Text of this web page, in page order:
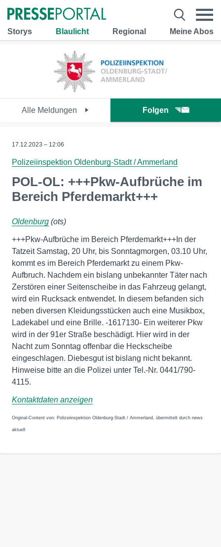
Storys Blaulicht Regional Meine Abos
Alle Meldungen Folgen
17.12.2023 – 12:06
Polizeiinspektion Oldenburg-Stadt / Ammerland
POL-OL: +++Pkw-Aufbrüche im
Bereich Pferdemarkt+++
Oldenburg (ots)
+++Pkw-Aufbrüche im Bereich Pferdemarkt+++In der
Tatzeit Samstag, 20 Uhr, bis Sonntagmorgen, 03.10 Uhr,
kommt es im Bereich Pferdemarkt zu einem Pkw-
Aufbruch. Nachdem ein bislang unbekannter Täter nach
Zerstören einer Seitenscheibe in das Fahrzeug gelangt,
wird ein Rucksack entwendet. In diesem befanden sich
neben diversen Kleidungsstücken auch eine Musikbox,
Ladekabel und eine Brille. -1617130- Ein weiterer Pkw
wird in der 91er Straße beschädigt. Hier wird in der
Nacht zum Sonntag offenbar die Heckscheibe
eingeschlagen. Diebesgut ist bislang nicht bekannt.
Hinweise bitte an die Polizei unter Tel.-Nr. 0441/790-
4115.
Kontaktdaten anzeigen
Original-Content von: Polizeiinspektion Oldenburg-Stadt / Ammerland, übermittelt durch news
aktuell